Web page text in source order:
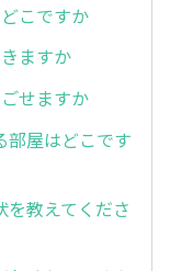
こですか
ますか
せますか
部屋はどこです
教えてくださ